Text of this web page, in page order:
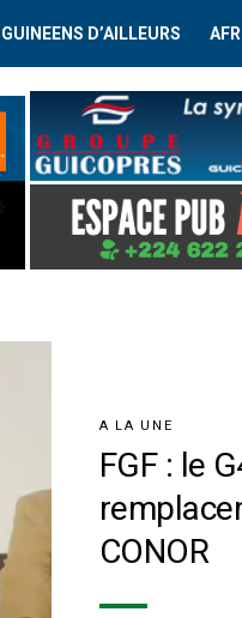
GUINEENS D’AILLEURS
A LA UNE
FGF : le
CONOR